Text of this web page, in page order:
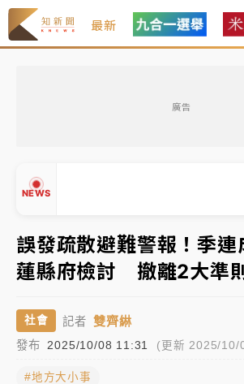
最新
廣告
NEWS
有片｜
連根拔起
中颱白海豚風雨來了！中部以北防豪
響最劇烈
白海豚逼近！北市水門只出不進 未移
油價持續凍漲！ 中油宣布下周一汽柴
誤發疏散避難警報！季連
蓮縣府檢討 撤離2大準
社會 記者 雙齊綝
發布 2025/10/08 11:31 (更新 2025/10/
#地方大小事